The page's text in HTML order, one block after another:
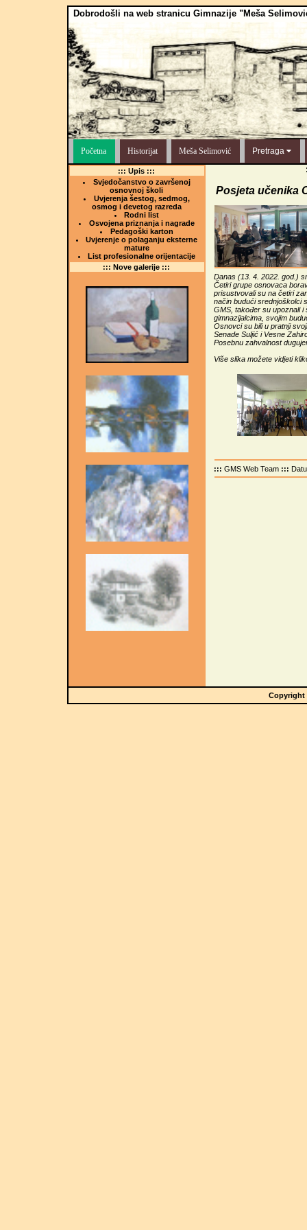
Dobrodošli na web stranicu Gimnazije "Meša
Početna Historijat Meša Selimović Pretraga
::: Upis :::
Svjedočanstvo o završenoj
osnovnoj školi
Uvjerenja šestog, sedmog,
osmog i devetog razreda
Rodni list
Osvojena priznanja i nagrade
Pedagoški karton
Uvjerenje o polaganju eksterne
mature
List profesionalne orijentacije
::: Nove galerije :::
Posjeta učenika
Danas (13. 4. 2022. god.)
Četiri grupe osnovaca
prisustvovali su na četiri
način budući srednjoškolci
GMS, također su upoznali
gimnazijalcima, svojim
Osnovci su bili u pratnji
Senade Suljić i Vesne
Posebnu zahvalnost
Više slika možete vidjeti
:::GMS Web Team :::
Copyright